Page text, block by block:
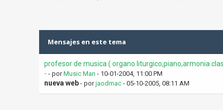
Mensajes en este tema
profesor de musica ( organo liturgico,piano,armonia
- - porMusic Man - 10-01-2004, 11:00 PM
nueva web - porjaodmac- 05-10-2005, 08:11 AM